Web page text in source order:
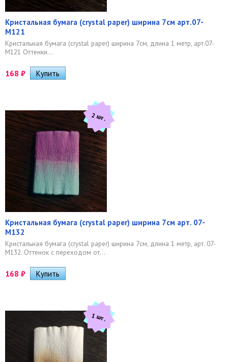
Кристальная бумага (crystal paper) ширина 7см арт.07-
M121
Кристальная бумага (crystal paper) ширина 7см, длина 1 метр, арт.07-
M121 Оттенки...
168 ₽
2 шт.
Кристальная бумага (crystal paper) ширина 7см арт. 07-
M132
Кристальная бумага (crystal paper) ширина 7см, длина 1 метр, арт. 07-
M132. Оттенок с переходом от...
168 ₽
1 шт.